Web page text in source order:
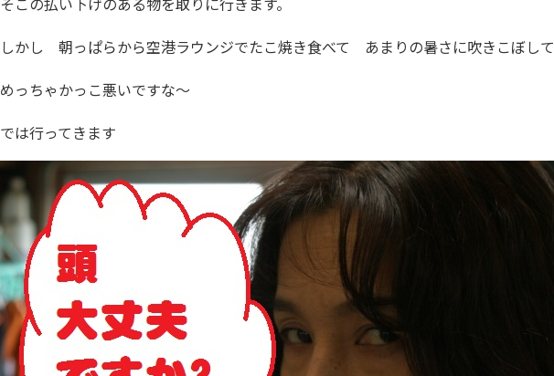
しかし 朝っぱらから空港ラウンジでたこ焼き食べて あまりの暑さに吹きこぼして
めっちゃかっこ悪いですな～
では行ってきます